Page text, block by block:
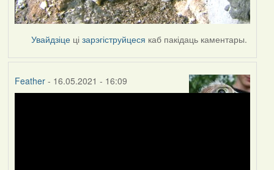
Увайдзіце цізарэгіструйцеся каб пакідаць каментары.
Feather- 16.05.2021 - 16:09